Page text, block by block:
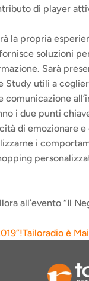
di player
la propria
soluzioni
Sarà
Study utili a
comunicazione
i due punti
di emozionare
i
all’evento “Il
Tailoradio è